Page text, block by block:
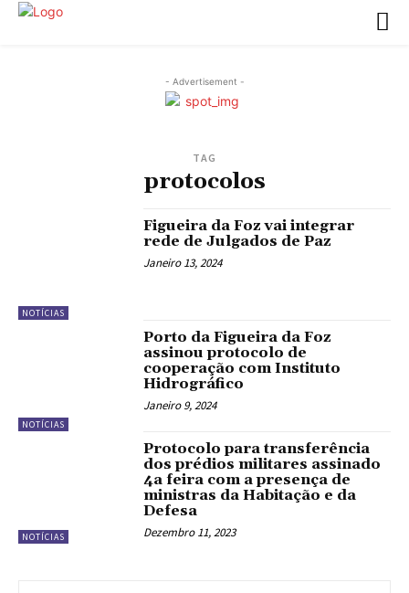
- Advertisement -
TAG
protocolos
NOTÍCIAS
Figueira da Foz vai integrar
rede de Julgados de Paz
Janeiro 13, 2024
NOTÍCIAS
Porto da Figueira da Foz
assinou protocolo de
cooperação com Instituto
Hidrográfico
Janeiro 9, 2024
NOTÍCIAS
Protocolo para transferência
dos prédios militares assinado
4a feira com a presença de
ministras da Habitação e da
Defesa
Dezembro 11, 2023